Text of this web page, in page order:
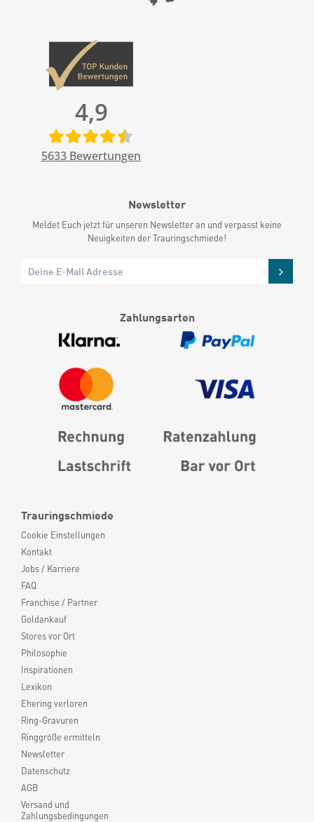
Trauringschmiede
Cookie Einstellungen
Kontakt
Jobs / Karriere
FAQ
Franchise / Partner
Goldankauf
Stores vor Ort
Philosophie
Inspirationen
Lexikon
Ehering verloren
Ring-Gravuren
Ringgröße ermitteln
Newsletter
Datenschutz
AGB
Versand und
Zahlungsbedingungen
4,9
5633 Bewertungen
Newsletter
Meldet Euch jetzt für unseren Newsletter an und verpasst keine
Neuigkeiten der Trauringschmiede!
Zahlungsarten